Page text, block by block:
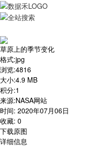
草原上的季节变化
格式:jpg
浏览:4816
大小:4.9 MB
积分:1
来源:NASA网站
时间: 2020年07月06日
收藏: 0
下载原图
详细信息